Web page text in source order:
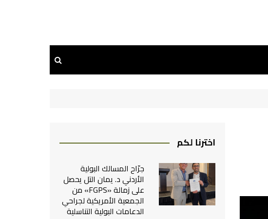
اخترنا لكم
جرّاح المسالك البولية
الأردني د. يمان التل يحصل
على زمالة «FGPS» من
الجمعية الأمريكية لجراحي
الدعامات البولية التناسلية